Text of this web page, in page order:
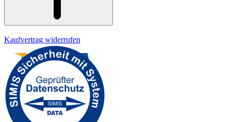
Kaufvertrag widerrufen